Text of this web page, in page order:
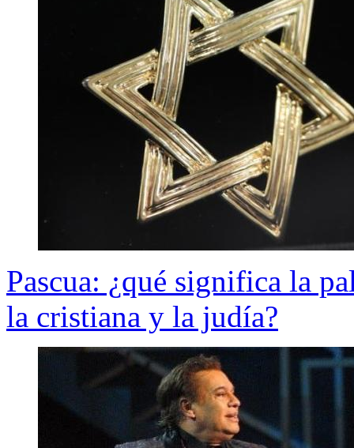
Pascua: ¿qué significa la
la cristiana y la judía?